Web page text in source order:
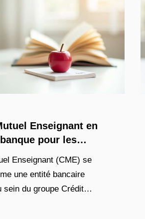
Enseignant en
pour les
de l’éducation
Enseignant (CME) se
une entité bancaire
sein du groupe Crédit